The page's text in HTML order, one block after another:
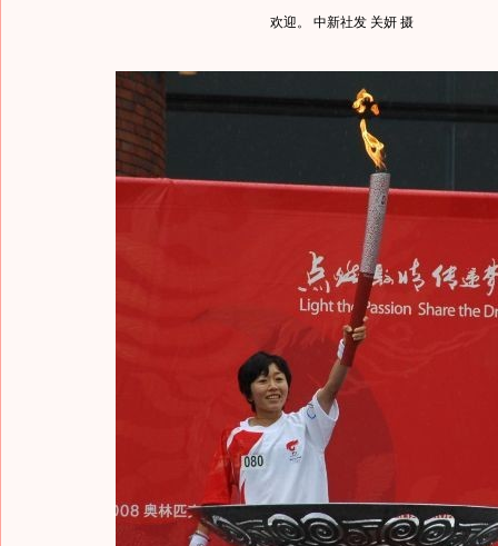
欢迎。 中新社发 关妍 摄